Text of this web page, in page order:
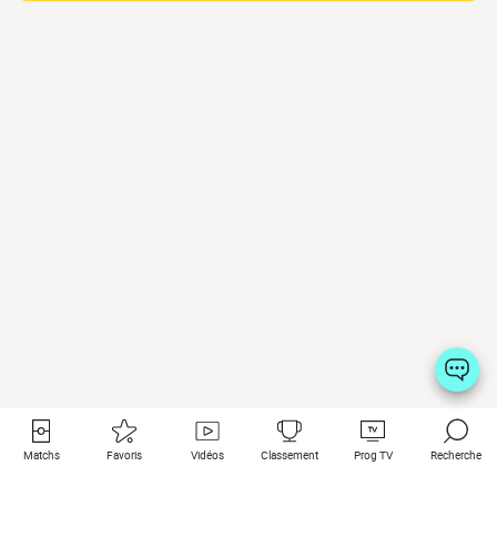
Matchs Favoris Vidéos Classement Prog TV Recherche